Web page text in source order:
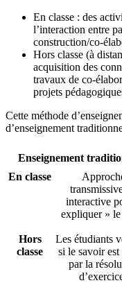
En classe : des
l’interaction entre
construction/co-
Hors classe (à
acquisition des
travaux de co-
projets
Cette méthode
d’enseignement
Enseignement
En classe
interactive
expliquer »
Hors
classe
Les étudiants
si le savoir est
par la